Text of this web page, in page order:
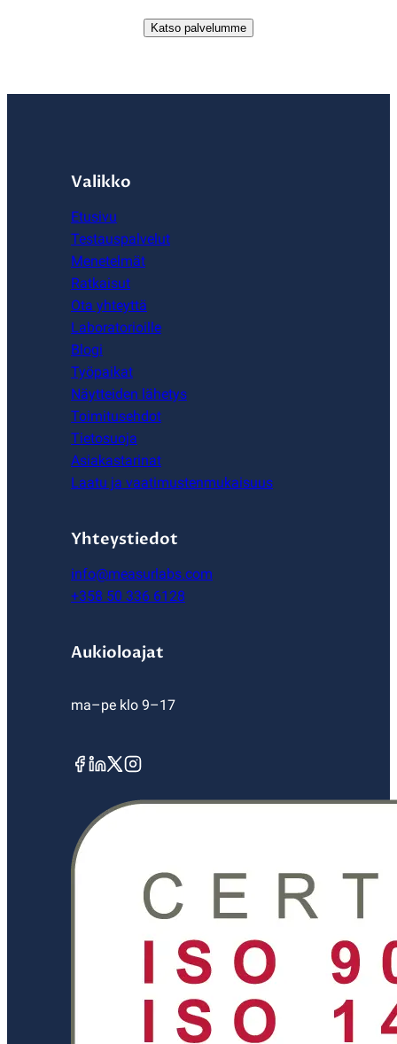
Katso palvelumme
Valikko
Etusivu
Testauspalvelut
Menetelmät
Ratkaisut
Ota yhteyttä
Laboratorioille
Blogi
Työpaikat
Näytteiden lähetys
Toimitusehdot
Tietosuoja
Asiakastarinat
Laatu ja vaatimustenmukaisuus
Yhteystiedot
info@measurlabs.com
+358 50 336 6128
Aukioloajat
ma–pe klo 9–17